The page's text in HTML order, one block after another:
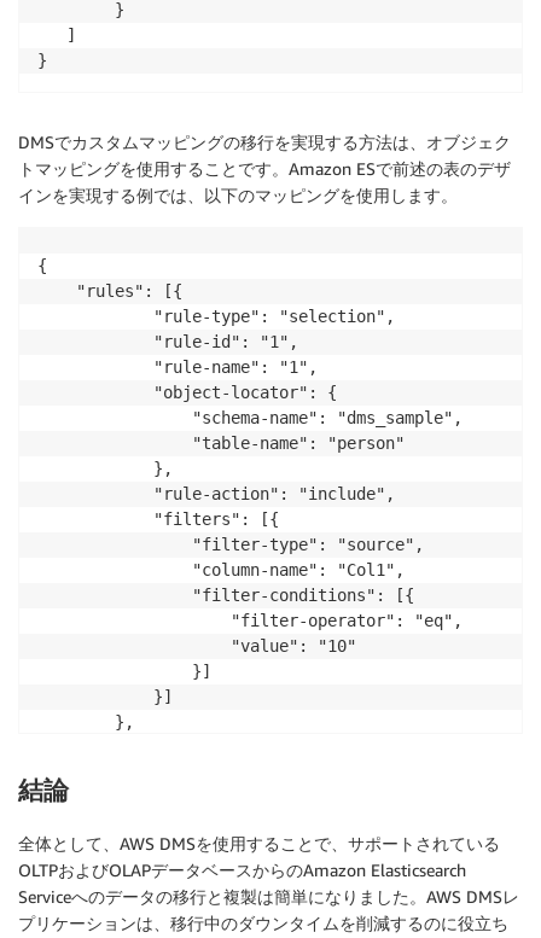
        }
   ]
DMSでカスタムマッピングの移行を実現する方法は、 オブジェク
トマッピングを使用することです。Amazon ESで前述の表のデザ
インを実現する例では、以下のマッピングを使用します。
{
			"rule-type": "object-mapping",
			"rule-id": "2",
			"rule-action": "map-record-to-record",
			"object-locator": {
				"schema-name": "dms_sample",
				"table-name": "person"
結論
全体として、AWS DMSを使用することで、サポートされている
OLTPおよびOLAPデータベースからのAmazon Elasticsearch
Serviceへのデータの移行と複製は簡単になりました。AWS DMSレ
プリケーションは、移行中のダウンタイムを削減するのに役立ち